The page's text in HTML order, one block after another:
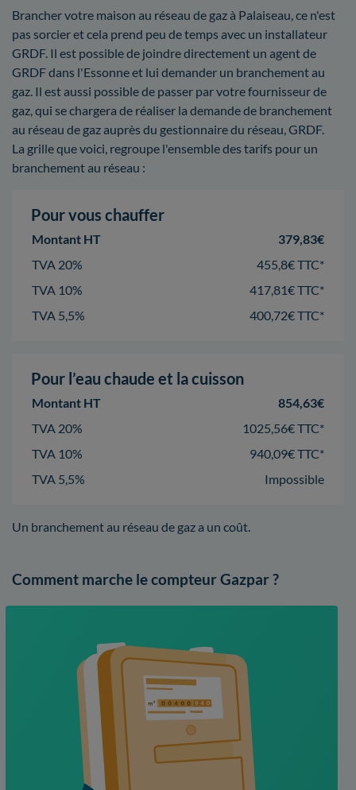
Brancher votre maison au réseau de gaz à Palaiseau, ce n'est
pas sorcier et cela prend peu de temps avec un installateur
GRDF. Il est possible de joindre directement un agent de
GRDF dans l'Essonne et lui demander un branchement au
gaz. Il est aussi possible de passer par votre fournisseur de
gaz, qui se chargera de réaliser la demande de branchement
au réseau de gaz auprès du gestionnaire du réseau, GRDF.
La grille que voici, regroupe l'ensemble des tarifs pour un
branchement au réseau :
Pour vous chauffer
Montant HT
379,83€
TVA 20%
455,8€ TTC*
TVA 10%
417,81€ TTC*
TVA 5,5%
400,72€ TTC*
Pour l’eau chaude et la cuisson
Montant HT
854,63€
TVA 20%
1025,56€ TTC*
TVA 10%
940,09€ TTC*
TVA 5,5%
Impossible
Un branchement au réseau de gaz a un coût.
Comment marche le compteur Gazpar ?